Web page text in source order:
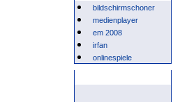
bildschirmschoner
medienplayer
em 2008
irfan
onlinespiele